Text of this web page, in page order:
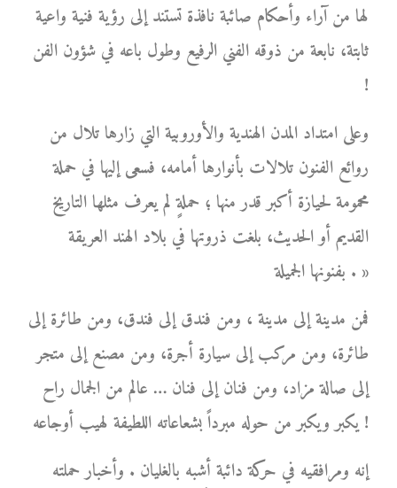
لها من آراء وأحكام صائبة نافذة تستند إلى رؤية فنية واعية
ثابتة، نابعة من ذوقه الفني الرفيع وطول باعه في شؤون الفن
!
وعلى امتداد المدن الهندية والأوروبية التي زارها تلال من
روائع الفنون تلالات بأنوارها أمامه، فسعى إليها في حملة
محمومة لحيازة أكبر قدر منها ؛ حملةٍ لم يعرف مثلها التاريخ
القديم أو الحديث، بلغت ذروتها في بلاد الهند العريقة
بفنونها الجميلة . »
فمن مدينة إلى مدينة ، ومن فندق إلى فندق، ومن طائرة إلى
طائرة، ومن مركب إلى سيارة أجرة، ومن مصنع إلى متجر
إلى صالة مزاد، ومن فنان إلى فنان … عالم من الجمال راح
يكبر ويكبر من حوله مبرداً بشعاعاته اللطيفة لهيب أوجاعه !
إنه ومرافقيه في حركة دائبة أشبه بالغليان . وأخبار حملته